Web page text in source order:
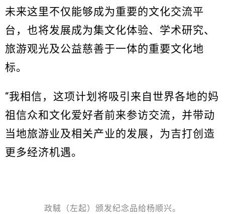
未来这里不仅能够成为重要的文化交流平
台，也将发展成为集文化体验、学术研究、
旅游观光及公益慈善于一体的重要文化地
标。
“我相信，这项计划将吸引来自世界各地的妈
祖信众和文化爱好者前来参访交流，并带动
当地旅游业及相关产业的发展，为吉打创造
更多经济机遇。
政駥（左起）颁发纪念品给杨顺兴。